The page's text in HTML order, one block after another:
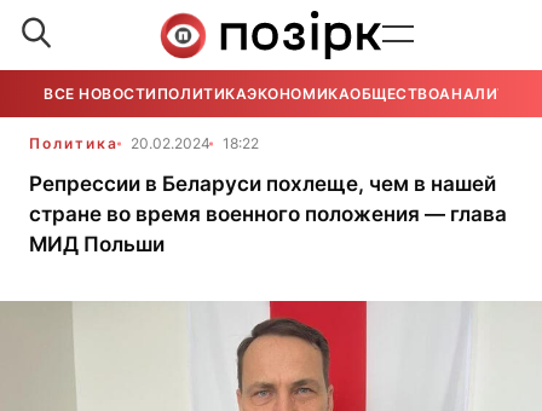
ВСЕ НОВОСТИ ПОЛИТИКАЭКОНОМИКАОБЩЕСТВОАНАЛИТИКА
Политика 20.02.2024 18:22
Репрессии в Беларуси похлеще, чем в нашей
стране во время военного положения — глава
МИД Польши